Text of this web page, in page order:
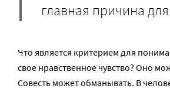
главная причина
Что является критерием для
свое нравственное чувство? Оно
Совесть может обманывать. В